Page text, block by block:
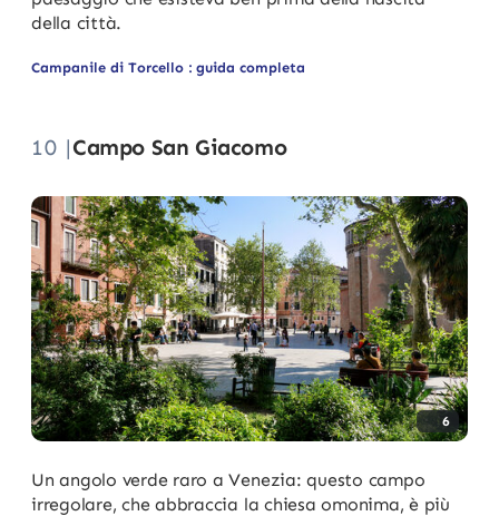
della città.
Campanile di Torcello : guida completa
10 |Campo San Giacomo
6
Un angolo verde raro a Venezia: questo campo
irregolare, che abbraccia la chiesa omonima, è più